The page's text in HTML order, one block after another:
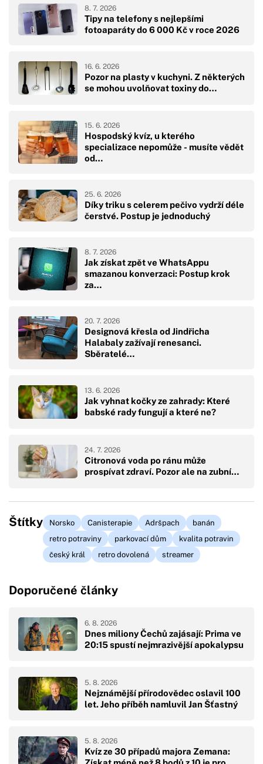
Tipy na telefony s nejlepšími
fotoaparáty do 6 000 Kč v roce 2026
8. 7. 2026
Pozor na plasty v kuchyni. Z některých
se mohou uvolňovat toxiny do…
16. 6. 2026
Hospodský kvíz, u kterého
specializace nepomůže - musíte vědět
od…
15. 6. 2026
Díky triku s celerem pečivo vydrží déle
čerstvé. Postup je jednoduchý
25. 6. 2026
Jak získat zpět ve WhatsAppu
smazanou konverzaci: Postup krok
za…
8. 7. 2026
Designová křesla od Jindřicha
Halabaly zažívají renesanci.
Sběratelé…
20. 7. 2026
Jak vyhnat kočky ze zahrady: Které
babské rady fungují a které ne?
13. 6. 2026
Citronová voda po ránu může
prospívat zdraví. Pozor ale na zubní…
24. 7. 2026
Štítky Norsko Canisterapie Adršpach
banán
retro potraviny
parkovací dům
kvalita potravin
český král
retro dovolená streamer
Doporučené články
Dnes miliony Čechů zajásají: Prima ve
20:15 spustí nejmrazivější apokalypsu
6. 8. 2026
Nejznámější přírodovědec oslavil 100
let. Jeho příběh namluvil Jan Šťastný
5. 8. 2026
Kvíz ze 30 případů majora Zemana:
5. 8. 2026